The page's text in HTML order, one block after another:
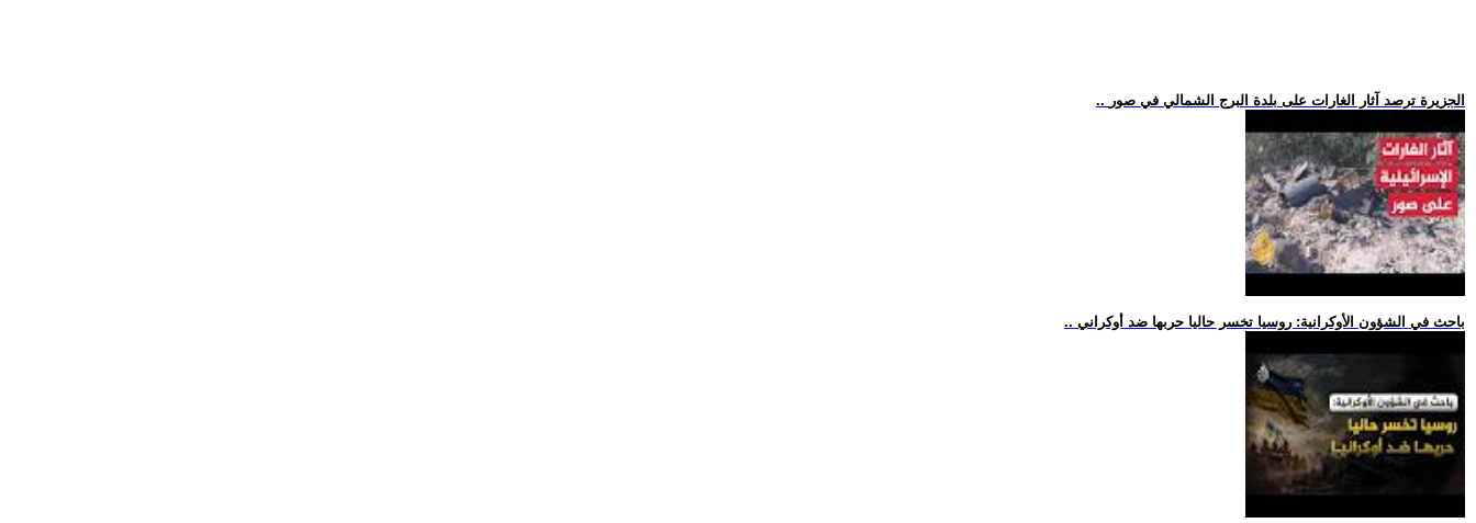
.. الجزيرة ترصد آثار الغارات على بلدة البرج الشمالي في صور
.. باحث في الشؤون الأوكرانية: روسيا تخسر حاليا حربها ضد أوكراني